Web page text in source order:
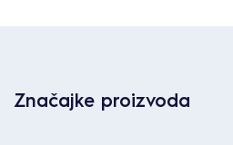
Značajke proizvoda